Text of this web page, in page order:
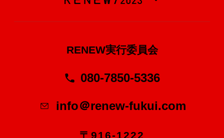
RENEW実行委員会
080-7850-5336
info＠renew-fukui.com
〒916-1222